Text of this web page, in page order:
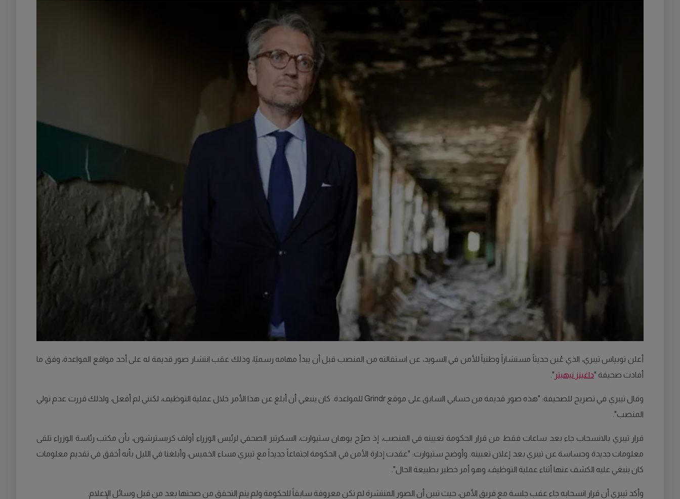
أعلن توبياس تيبري، الذي عُين حديثاً مستشاراً وطنياً للأمن في السويد، عن استقالته من المنصب قبل أن يبدأ مهامه رسميًا، وذلك عقب انتشار صور قديمة له على أحد مواقع المواعدة، وفق ما
أفادت صحيفة "داغينز نيهيتر ".
وقال تيبري في تصريح للصحيفة: "هذه صور قديمة من حسابي السابق على موقع Grindr للمواعدة. كان ينبغي أن أبلغ عن هذا الأمر خلال عملية التوظيف، لكنني لم أفعل، ولذلك قررت عدم تولي
المنصب".
قرار تيبري بالانسحاب جاء بعد ساعات فقط من قرار الحكومة تعيينه في المنصب، إذ صرّح يوهان ستيوارت، السكرتير الصحفي لرئيس الوزراء أولف كريسترشون، بأن مكتب رئاسة الوزراء تلقى
معلومات جديدة وحساسة عن تيبري بعد إعلان تعيينه. وأوضح ستيوارت: "عقدت إدارة الأمن في الحكومة اجتماعاً جديداً مع تيبري مساء الخميس، وأبلغنا في الليل بأنه أخفق في تقديم معلومات
كان ينبغي عليه الكشف عنها أثناء عملية التوظيف، وهو أمر خطير بطبيعة الحال".
وأكد تيبري أن قرار انسحابه جاء عقب جلسة مع فريق الأمن، حيث تبين أن الصور المنتشرة لم تكن معروفة سابقاً للحكومة ولم يتم التحقق من صحتها بعد من قبل وسائل الإعلام.